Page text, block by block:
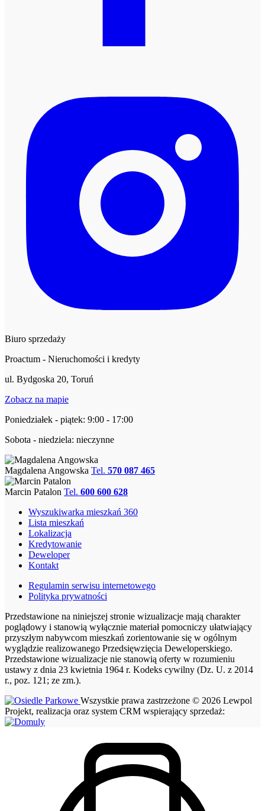
Biuro sprzedaży
Proactum - Nieruchomości i kredyty
ul. Bydgoska 20, Toruń
Zobacz na mapie
Poniedziałek - piątek: 9:00 - 17:00
Sobota - niedziela: nieczynne
Magdalena Angowska Tel. 570 087 465
Marcin Patalon Tel. 600 600 628
Wyszukiwarka mieszkań 360
Lista mieszkań
Lokalizacja
Kredytowanie
Deweloper
Kontakt
Regulamin serwisu internetowego
Polityka prywatności
Przedstawione na niniejszej stronie wizualizacje mają charakter
poglądowy i stanowią wyłącznie materiał pomocniczy ułatwiający
przyszłym nabywcom mieszkań zorientowanie się w ogólnym
wyglądzie realizowanego Przedsięwzięcia Deweloperskiego.
Przedstawione wizualizacje nie stanowią oferty w rozumieniu
ustawy z dnia 23 kwietnia 1964 r. Kodeks cywilny (Dz. U. z 2014
r., poz. 121; ze zm.).
Wszystkie prawa zastrzeżone © 2026 Lewpol
Projekt, realizacja oraz system CRM wspierający sprzedaż: